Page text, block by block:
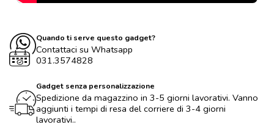
Quando ti serve questo gadget?
Contattaci su Whatsapp
031.3574828
Gadget senza personalizzazione
Spedizione da magazzino in 3-5 giorni lavorativi. Vanno
aggiunti i tempi di resa del corriere di 3-4 giorni
lavorativi..